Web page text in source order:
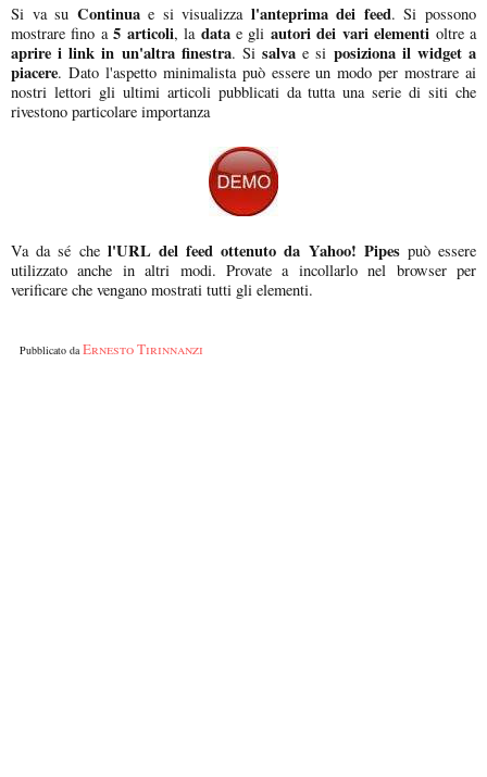
Si va su Continuae si visualizza l'anteprima dei feed. Si possono
mostrare fino a5 articoli, ladatae gli autori dei vari elementi oltre a
aprire i link in un'altra finestra. Sisalvae si posiziona il widget a
piacere. Dato l'aspetto minimalista può essere un modo per mostrare ai
nostri lettori gli ultimi articoli pubblicati da tutta una serie di siti che
rivestono particolare importanza
Va da sé chel'URL del feed ottenuto da Yahoo! Pipespuò essere
utilizzato anche in altri modi. Provate a incollarlo nel browser per
verificare che vengano mostrati tutti gli elementi.
Pubblicato daErnesto Tirinnanzi